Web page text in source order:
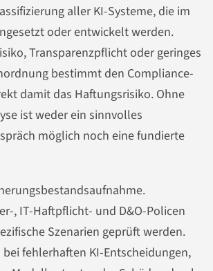
aller KI-Systeme, die im
oder entwickelt werden.
Transparenzpflicht oder geringes
bestimmt den Compliance-
damit das Haftungsrisiko. Ohne
ist weder ein sinnvolles
möglich noch eine fundierte
, IT-Haftpflicht- und D&O-Policen
Szenarien geprüft werden.
fehlerhaften KI-Entscheidungen,